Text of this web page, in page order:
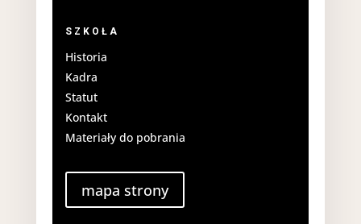
SZKOŁA
Historia
Kadra
Statut
Kontakt
Materiały do pobrania
mapa strony